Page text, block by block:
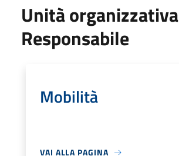
Unità organizzativa
Responsabile
Mobilità
VAI ALLA PAGINA